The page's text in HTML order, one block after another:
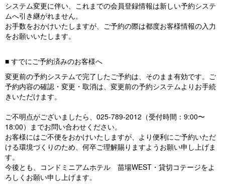
システム変更に伴い、これまでの会員登録情報は新しい予約システ
ムへ引き継がれません。
お手数をおかけいたしますが、ご予約の際は都度お客様情報の入力
をお願いいたします。
■ すでにご予約済みのお客様へ
変更前の予約システムで完了したご予約は、そのまま有効です。ご
予約内容の確認・変更・取消は、変更前の予約システムよりお手続
きいただけます。
ご不明点がございましたら、025-789-2012（受付時間：9:00〜
18:00）までお問い合わせください。
お客様にはご不便をおかけいたしますが、より便利にご予約いただ
ける環境づくりのため、何卒ご理解賜りますようお願い申し上げま
す。
今後とも、コンドミニアムホテル 苗場WEST・貸切コテージをよ
ろしくお願い申し上げます。